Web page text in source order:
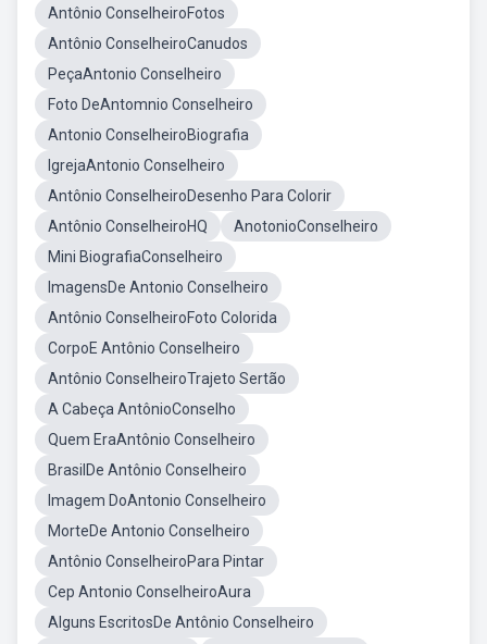
Antônio ConselheiroFotos
Antônio ConselheiroCanudos
PeçaAntonio Conselheiro
Foto DeAntomnio Conselheiro
Antonio ConselheiroBiografia
IgrejaAntonio Conselheiro
Antônio ConselheiroDesenho Para Colorir
Antônio ConselheiroHQ
AnotonioConselheiro
Mini BiografiaConselheiro
ImagensDe Antonio Conselheiro
Antônio ConselheiroFoto Colorida
CorpoE Antônio Conselheiro
Antônio ConselheiroTrajeto Sertão
A Cabeça AntônioConselho
Quem EraAntônio Conselheiro
BrasilDe Antônio Conselheiro
Imagem DoAntonio Conselheiro
MorteDe Antonio Conselheiro
Antônio ConselheiroPara Pintar
Cep Antonio ConselheiroAura
Alguns EscritosDe Antônio Conselheiro